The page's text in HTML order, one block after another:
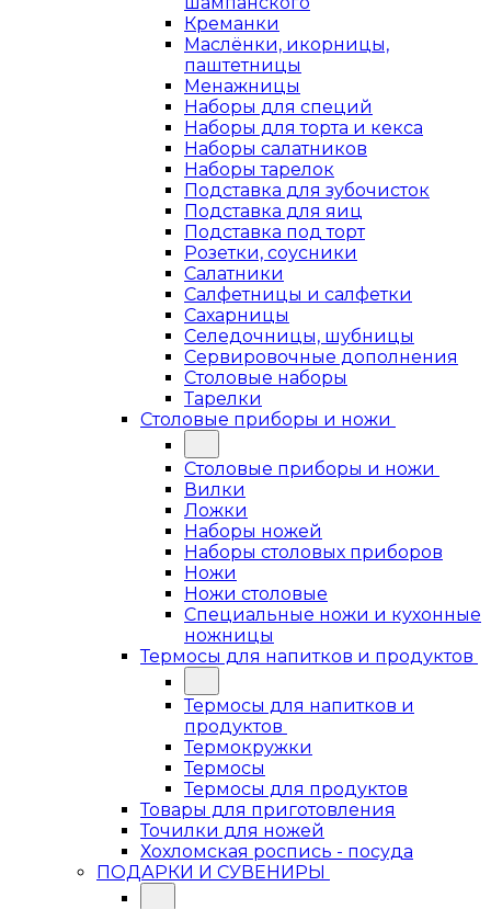
Креманки
Маслёнки, икорницы,
паштетницы
Менажницы
Наборы для специй
Наборы для торта и кекса
Наборы салатников
Наборы тарелок
Подставка для зубочисток
Подставка для яиц
Подставка под торт
Розетки, соусники
Салатники
Салфетницы и салфетки
Сахарницы
Селедочницы, шубницы
Сервировочные дополнения
Столовые наборы
Тарелки
Столовые приборы и ножи
Столовые приборы и ножи
Вилки
Ложки
Наборы ножей
Наборы столовых приборов
Ножи
Ножи столовые
Специальные ножи и кухонные
ножницы
Термосы для напитков и продуктов
Термосы для напитков и
продуктов
Термокружки
Термосы
Термосы для продуктов
Товары для приготовления
Точилки для ножей
Хохломская роспись - посуда
ПОДАРКИ И СУВЕНИРЫ